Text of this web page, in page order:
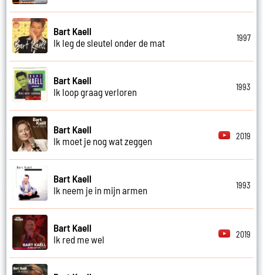
Bart Kaell
Ik leg de sleutel onder de mat
1997
Bart Kaell
Ik loop graag verloren
1993
Bart Kaell
Ik moet je nog wat zeggen
2019
Bart Kaell
Ik neem je in mijn armen
1993
Bart Kaell
Ik red me wel
2019